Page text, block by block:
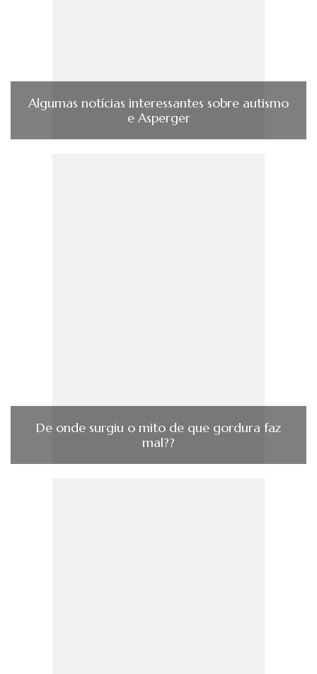
Algumas notícias interessantes sobre autismo
e Asperger
De onde surgiu o mito de que gordura faz
mal??